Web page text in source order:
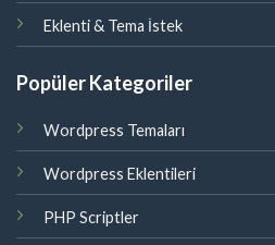
Eklenti & Tema İstek
Popüler Kategoriler
Wordpress Temaları
Wordpress Eklentileri
PHP Scriptler